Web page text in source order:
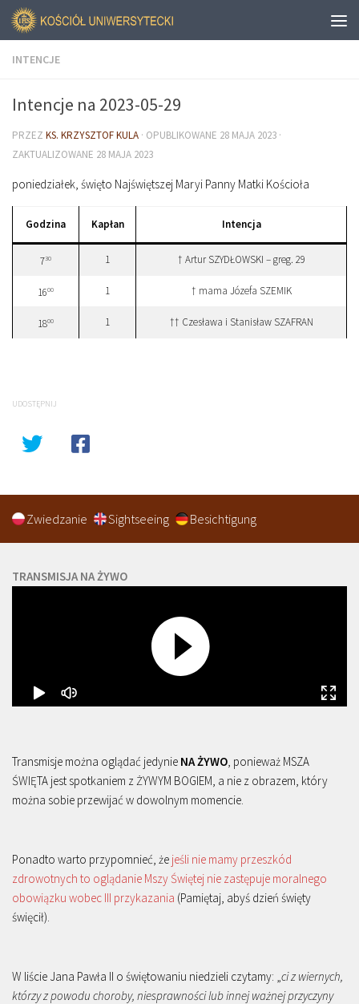
INTENCJE
Intencje na 2023-05-29
PRZEZ KS. KRZYSZTOF KULA · OPUBLIKOWANE 28 MAJA 2023 ·
ZAKTUALIZOWANE 28 MAJA 2023
poniedziałek, święto Najświętszej Maryi Panny Matki Kościoła
Godzina Kapłan Intencja
730 1 † Artur SZYDŁOWSKI – greg. 29
1600 1 † mama Józefa SZEMIK
1800 1 †† Czesława i Stanisław SZAFRAN
UDOSTĘPNIJ
Zwiedzanie Sightseeing Besichtigung
TRANSMISJA NA ŻYWO
Transmisje można oglądać jedynie NA ŻYWO, ponieważ MSZA
ŚWIĘTA jest spotkaniem z ŻYWYM BOGIEM, a nie z obrazem, który
można sobie przewijać w dowolnym momencie.
Ponadto warto przypomnieć, że jeśli nie mamy przeszkód
zdrowotnych to oglądanie Mszy Świętej nie zastępuje moralnego
obowiązku wobec III przykazania (Pamiętaj, abyś dzień święty
święcił).
W liście Jana Pawła II o świętowaniu niedzieli czytamy: „ci z wiernych,
którzy z powodu choroby, niesprawności lub innej ważnej przyczyny